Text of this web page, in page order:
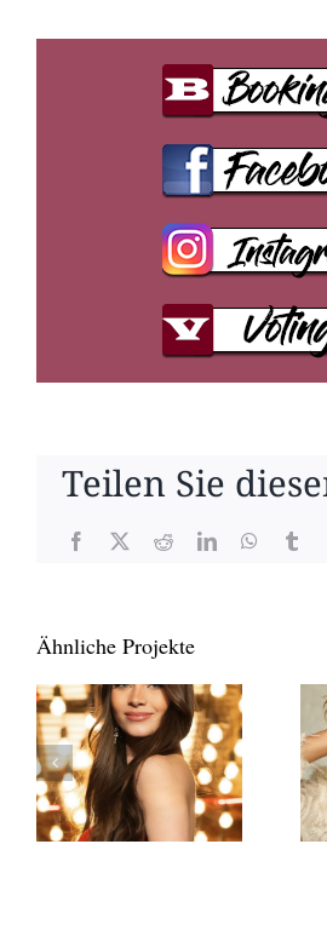
Teilen Sie
Facebook
X RedditLinkedIn
Ähnliche Projekte